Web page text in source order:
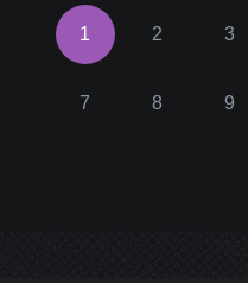
1 2 3
7 8 9